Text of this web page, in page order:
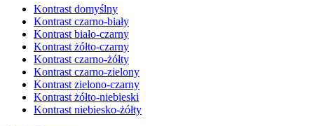
Kontrast domyślny
Kontrast czarno-biały
Kontrast biało-czarny
Kontrast żółto-czarny
Kontrast czarno-żółty
Kontrast czarno-zielony
Kontrast zielono-czarny
Kontrast żółto-niebieski
Kontrast niebiesko-żółty